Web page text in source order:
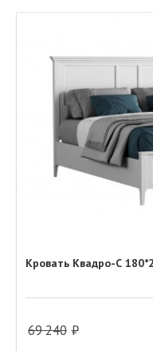
Кровать Квадро-С
69 240